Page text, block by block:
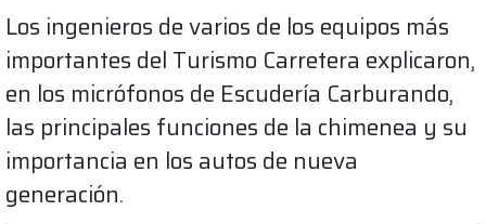
Los ingenieros de varios de los equipos más
importantes del Turismo Carretera explicaron,
en los micrófonos de Escudería Carburando,
las principales funciones de la chimenea y su
importancia en los autos de nueva
generación.